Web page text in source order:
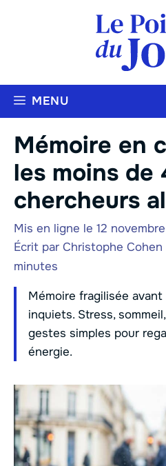
MENU
Mémoire en
les moins de
chercheurs
Mis en ligne le 12
Écrit par Christophe Cohen
minutes
Mémoire fragilisée
inquiets. Stress,
gestes simples pour
énergie.